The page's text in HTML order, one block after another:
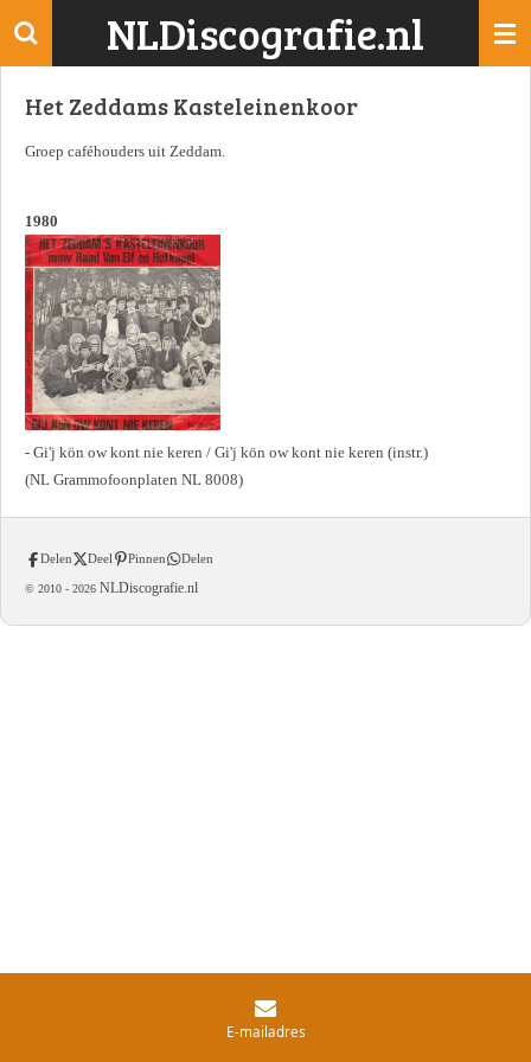
Ga
de
NLDiscografie.nl
Het Zeddams Kasteleinenkoor
Groep caféhouders uit Zeddam.
1980
- Gi'j kön ow kont nie keren / Gi'j kön ow kont nie keren (instr.)
(NL Grammofoonplaten NL 8008)
Delen Deel Pinnen Delen
© 2010 - 2026 NLDiscografie.nl
E-mailadres